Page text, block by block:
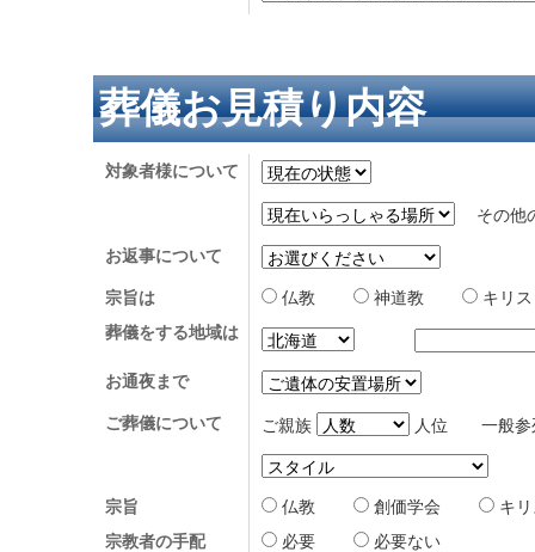
葬儀お見積り内容
対象者様について
その他
お返事について
宗旨は 仏教 神道教
キリ
葬儀をする地域は
お通夜まで
ご葬儀について ご親族 人位 一般参
宗旨 仏教 創価学会
キ
宗教者の手配
必要
必要ない